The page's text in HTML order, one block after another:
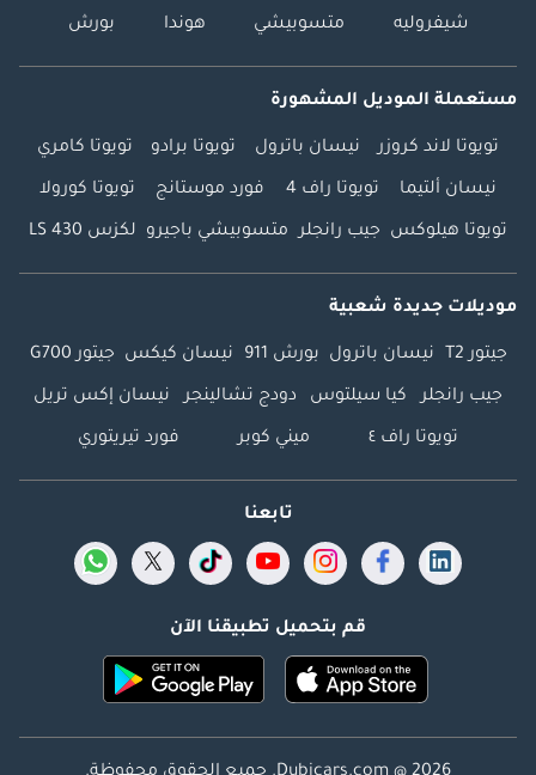
شيفروليه متسوبيشي هوندا بورش
مستعملة الموديل المشهورة
تويوتا لاند كروزر نيسان باترول تويوتا برادو تويوتا كامري
نيسان ألتيما تويوتا راف 4 فورد موستانج تويوتا كورولا
تويوتا هيلوكس جيب رانجلر متسوبيشي باجيرو لكزس LS 430
موديلات جديدة شعبية
جيتور T2 نيسان باترول بورش 911 نيسان كيكس جيتور G700
جيب رانجلر كيا سيلتوس دودج تشالينجر نيسان إكس تريل
تويوتا راف ٤ ميني كوبر فورد تيريتوري
تابعنا
قم بتحميل تطبيقنا الآن